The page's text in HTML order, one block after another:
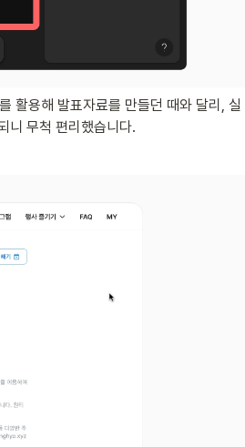
활용해 발표자료를 만들던 때와 달리, 실
니 무척 편리했습니다.